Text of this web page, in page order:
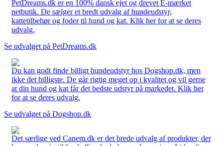
PetDreams.dk er en 100% dansk ejet og drevet E-mærket
netbutik. De sælger et bredt udvalg af hundeudstyr,
kattetilbehør og foder til hund og kat. Klik her for at se deres
udvalg.
Se udvalget på PetDreams.dk
Du kan godt finde billigt hundeudstyr hos Dogshop.dk, men
ikke det billigste. De går rigtig meget op i kvalitet og vil gerne
at din hund og kat får det bedste udstyr på markedet. Klik her
for at se deres udvalg.
Se udvalget på Dogshop.dk
Det særlige ved Canem.dk er det brede udvalg af produkter, der